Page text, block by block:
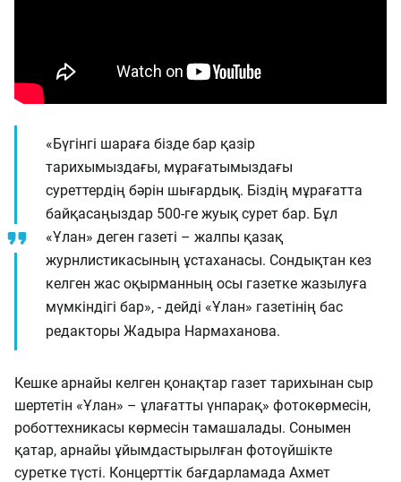
«Бүгінгі шараға бізде бар қазір
тарихымыздағы, мұрағатымыздағы
суреттердің бәрін шығардық. Біздің мұрағатта
байқасаңыздар 500-ге жуық сурет бар. Бұл
«Ұлан» деген газеті – жалпы қазақ
журнлистикасының ұстаханасы. Сондықтан кез
келген жас оқырманның осы газетке жазылуға
мүмкіндігі бар», - дейді «Ұлан» газетінің бас
редакторы Жадыра Нармаханова.
Кешке арнайы келген қонақтар газет тарихынан сыр
шертетін «Ұлан» – ұлағатты үнпарақ» фотокөрмесін,
роботтехникасы көрмесін тамашалады. Сонымен
қатар, арнайы ұйымдастырылған фотоүйшікте
суретке түсті. Концерттік бағдарламада Ахмет